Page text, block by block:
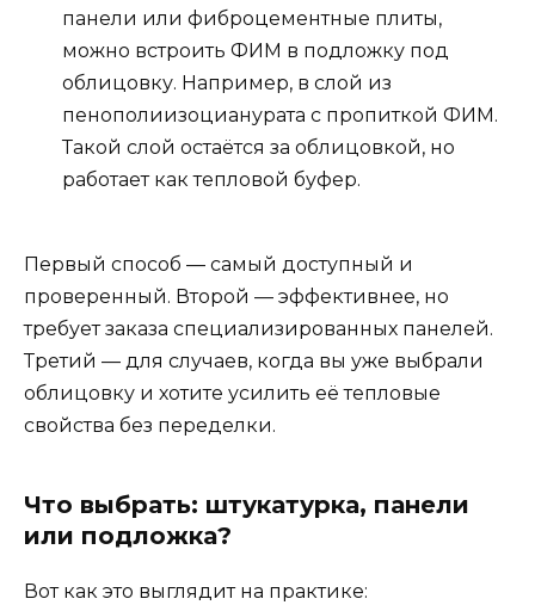
панели или фиброцементные плиты,
можно встроить ФИМ в подложку под
облицовку. Например, в слой из
пенополиизоцианурата с пропиткой ФИМ.
Такой слой остаётся за облицовкой, но
работает как тепловой буфер.
Первый способ — самый доступный и
проверенный. Второй — эффективнее, но
требует заказа специализированных панелей.
Третий — для случаев, когда вы уже выбрали
облицовку и хотите усилить её тепловые
свойства без переделки.
Что выбрать: штукатурка, панели
или подложка?
Вот как это выглядит на практике: